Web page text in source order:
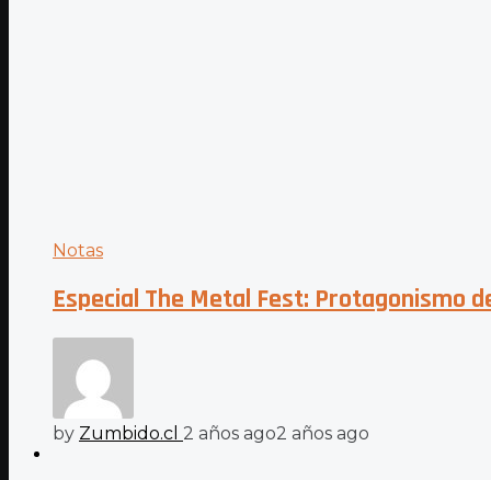
Notas
Especial The Metal Fest: Protagonismo
by Zumbido.cl 2 años ago2 años ago